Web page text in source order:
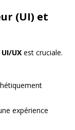
(UI) et
UI/UX est cruciale.
expérience